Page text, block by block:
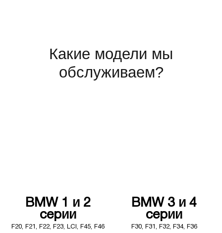
Какие модели мы
обслуживаем?
BMW 1 и 2
серии
F20, F21, F22, F23, LCI, F45, F46
BMW 3 и 4
серии
F30, F31, F32, F34, F36